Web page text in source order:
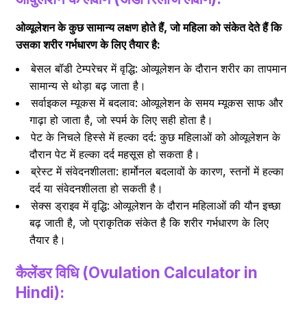
ओव्यूलेशन के कुछ सामान्य लक्षण होते हैं, जो महिला को संकेत देते हैं कि
उसका शरीर गर्भधारण के लिए तैयार है:
बेसल बॉडी टेम्परेचर में वृद्धि: ओव्यूलेशन के दौरान शरीर का तापमान
सामान्य से थोड़ा बढ़ जाता है।
सर्वाइकल म्यूकस में बदलाव: ओव्यूलेशन के समय म्यूकस साफ और
गाढ़ा हो जाता है, जो स्पर्म के लिए सही होता है।
पेट के निचले हिस्से में हल्का दर्द: कुछ महिलाओं को ओव्यूलेशन के
दौरान पेट में हल्का दर्द महसूस हो सकता है।
ब्रेस्ट में संवेदनशीलता: हार्मोनल बदलावों के कारण, स्तनों में हल्का
दर्द या संवेदनशीलता हो सकती है।
सेक्स ड्राइव में वृद्धि: ओव्यूलेशन के दौरान महिलाओं की यौन इच्छा
बढ़ जाती है, जो प्राकृतिक संकेत है कि शरीर गर्भधारण के लिए
तैयार है।
कैलेंडर विधि (Ovulation Calculator in
Hindi):